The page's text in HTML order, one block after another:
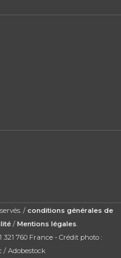
/ conditions générales de
/ Mentions légales
760 France - Crédit photo :
Adobestock